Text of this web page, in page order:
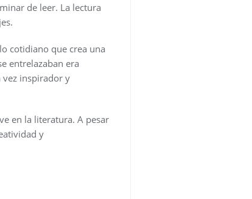
de leer. La lectura
cotidiano que crea una
entrelazaban era
vez inspirador y
en la literatura. A pesar
y